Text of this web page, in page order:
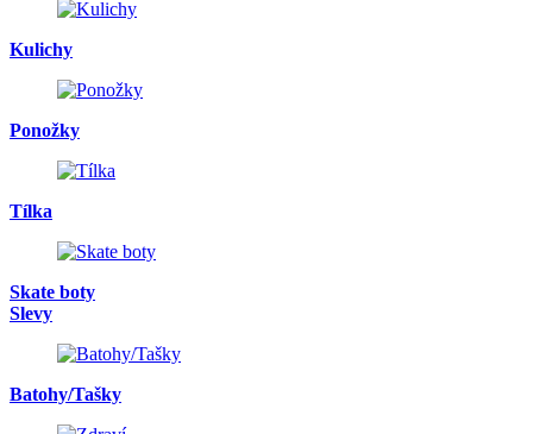
Kulichy
Ponožky
Tílka
Skate boty
Slevy
Batohy/Tašky